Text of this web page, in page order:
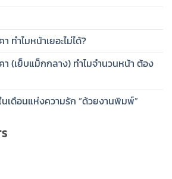
ทำไมหน้าเยอะไม่ได้?
(เย็บแม็กกลาง) ทำไมจำนวนหน้า ต้อง
นเดือนแห่งความรัก “ด้วยงานพิมพ์”